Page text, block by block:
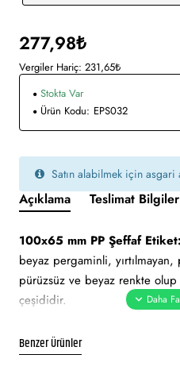
277,98₺
Vergiler Hariç: 231,65₺
Stokta Var
Ürün Kodu: EPS032
Satın alabilmek için asgari
Açıklama Teslimat
100x65 mm PP Şeffaf Etiket:
beyaz pergaminli,
pürüzsüz ve beyaz renkte
çeşididir.
Yapışkan Türleri:
(Kuvvetli yapışkan tutkal),
Benzer Ürünler